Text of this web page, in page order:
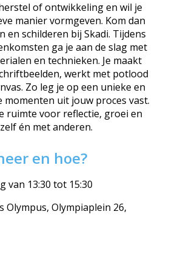
of ontwikkeling en wil je
manier vormgeven. Kom dan
en schilderen bij Skadi. Tijdens
ga je aan de slag met
en technieken. Je maakt
werkt met potlood
Zo leg je op een unieke en
momenten uit jouw proces vast.
ruimte voor reflectie, groei en
én met anderen.
en hoe?
van 13:30 tot 15:30
Olympus, Olympiaplein 26,